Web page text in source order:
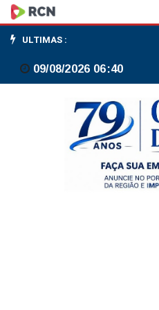
STF
forma
maioria
acusados
ULTIMAS :
09/08/2026 06:40